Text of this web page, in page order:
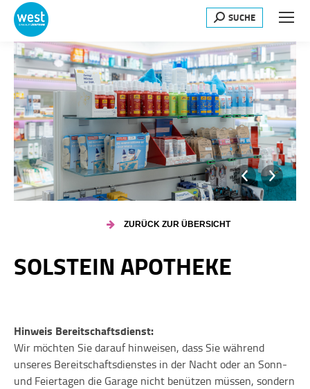
Search:
SUCHE
ZURÜCK ZUR ÜBERSICHT
SOLSTEIN APOTHEKE
Hinweis Bereitschaftsdienst:
Wir möchten Sie darauf hinweisen, dass Sie während
unseres Bereitschaftsdienstes in der Nacht oder an Sonn-
und Feiertagen die Garage nicht benützen müssen, sondern